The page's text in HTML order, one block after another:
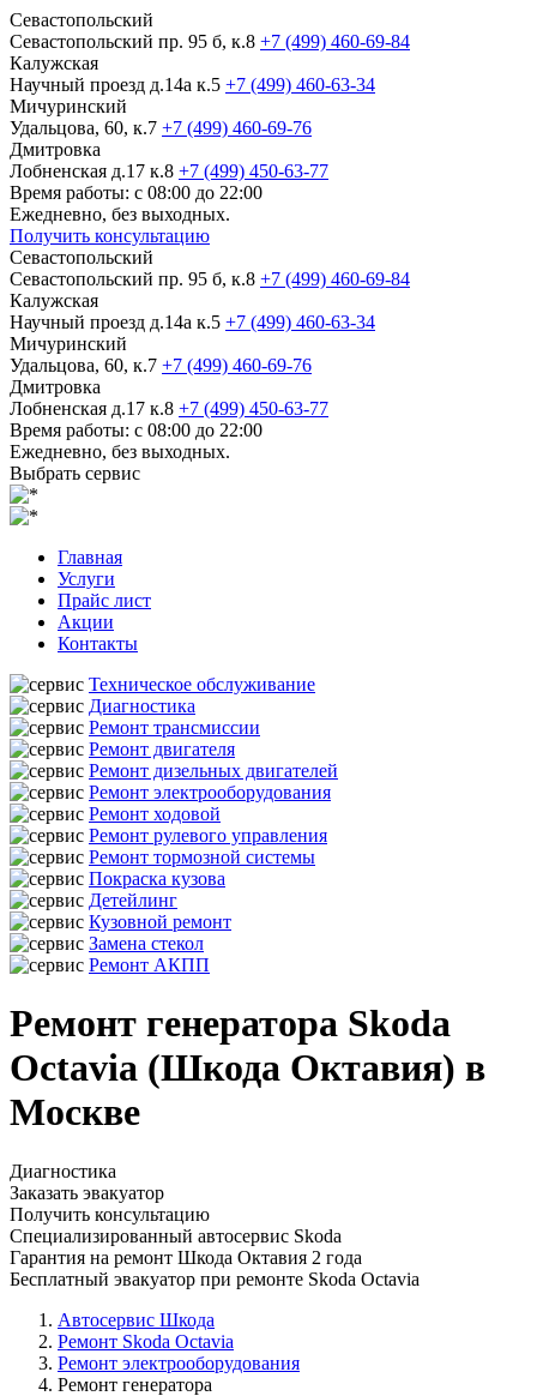
Севастопольский
Севастопольский пр. 95 б, к.8 +7 (499) 460-69-84
Калужская
Научный проезд д.14а к.5 +7 (499) 460-63-34
Мичуринский
Удальцова, 60, к.7 +7 (499) 460-69-76
Дмитровка
Лобненская д.17 к.8 +7 (499) 450-63-77
Время работы: с 08:00 до 22:00
Ежедневно, без выходных.
Получить консультацию
Севастопольский
Севастопольский пр. 95 б, к.8 +7 (499) 460-69-84
Калужская
Научный проезд д.14а к.5 +7 (499) 460-63-34
Мичуринский
Удальцова, 60, к.7 +7 (499) 460-69-76
Дмитровка
Лобненская д.17 к.8 +7 (499) 450-63-77
Время работы: с 08:00 до 22:00
Ежедневно, без выходных.
Выбрать сервис
Главная
Услуги
Прайс лист
Акции
Контакты
Техническое обслуживание
Диагностика
Ремонт трансмиссии
Ремонт двигателя
Ремонт дизельных двигателей
Ремонт электрооборудования
Ремонт ходовой
Ремонт рулевого управления
Ремонт тормозной системы
Покраска кузова
Детейлинг
Кузовной ремонт
Замена стекол
Ремонт АКПП
Ремонт генератора Skoda
Octavia (Шкода Октавия) в
Москве
Диагностика
Заказать эвакуатор
Получить консультацию
Специализированный автосервис Skoda
Гарантия на ремонт Шкода Октавия 2 года
Бесплатный эвакуатор при ремонте Skoda Octavia
Автосервис Шкода
Ремонт Skoda Octavia
Ремонт электрооборудования
Ремонт генератора